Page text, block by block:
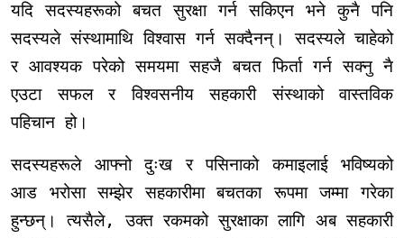
यदि सदस्यहरूको बचत सुरक्षा गर्न सकिएन भने कुनै पनि
सदस्यले संस्थामाथि विश्वास गर्न सक्दैनन्। सदस्यले चाहेको
र आवश्यक परेको समयमा सहजै बचत फिर्ता गर्न सक्नु नै
एउटा सफल र विश्वसनीय सहकारी संस्थाको वास्तविक
पहिचान हो।
सदस्यहरूले आफ्नो दुःख र पसिनाको कमाइलाई भविष्यको
आड भरोसा सम्झेर सहकारीमा बचतका रूपमा जम्मा गरेका
हुन्छन्। त्यसैले, उक्त रकमको सुरक्षाका लागि अब सहकारी